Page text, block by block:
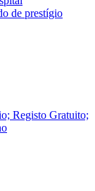
de prestígio
Registo Gratuito;